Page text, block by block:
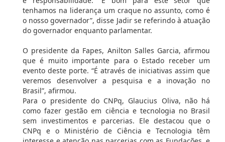
tenhamos na liderança um craque no assunto, como é
o nosso governador”, disse Jadir se referindo à atuação
do governador enquanto parlamentar.
O presidente da Fapes, Anilton Salles Garcia, afirmou
que é muito importante para o Estado receber um
evento deste porte. “É através de iniciativas assim que
veremos desenvolver a pesquisa e a inovação no
Brasil”, afirmou.
Para o presidente do CNPq, Glaucius Oliva, não há
como fazer gestão em ciência e tecnologia no Brasil
sem investimentos e parcerias. Ele destacou que o
CNPq e o Ministério de Ciência e Tecnologia têm